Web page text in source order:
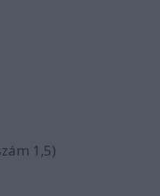
1,5)